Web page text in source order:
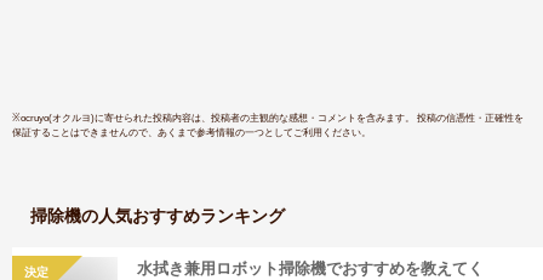
※ocruyo(オクルヨ)に寄せられた投稿内容は、投稿者の主観的な感想・コメントを含みます。 投稿の信憑性・正確性を
保証することはできませんので、あくまで参考情報の一つとしてご利用ください。
掃除機の人気おすすめランキング
決定
水拭き兼用ロボット掃除機でおすすめを教えてく